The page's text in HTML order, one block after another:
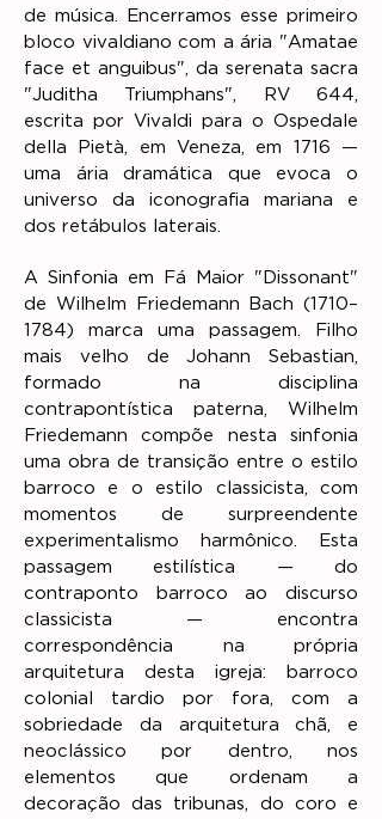
de música. Encerramos esse primeiro
bloco vivaldiano com a ária "Amatae
face et anguibus", da serenata sacra
"Juditha Triumphans", RV 644,
escrita por Vivaldi para o Ospedale
della Pietà, em Veneza, em 1716 —
uma ária dramática que evoca o
universo da iconografia mariana e
dos retábulos laterais.
A Sinfonia em Fá Maior "Dissonant"
de Wilhelm Friedemann Bach (1710–
1784) marca uma passagem. Filho
mais velho de Johann Sebastian,
formado na disciplina
contrapontística paterna, Wilhelm
Friedemann compõe nesta sinfonia
uma obra de transição entre o estilo
barroco e o estilo classicista, com
momentos de surpreendente
experimentalismo harmônico. Esta
passagem estilística — do
contraponto barroco ao discurso
classicista — encontra
correspondência na própria
arquitetura desta igreja: barroco
colonial tardio por fora, com a
sobriedade da arquitetura chã, e
neoclássico por dentro, nos
elementos que ordenam a
decoração das tribunas, do coro e